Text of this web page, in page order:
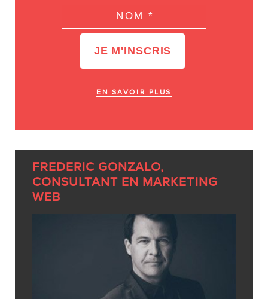
EN SAVOIR PLUS
FREDERIC GONZALO,
CONSULTANT EN MARKETING
WEB